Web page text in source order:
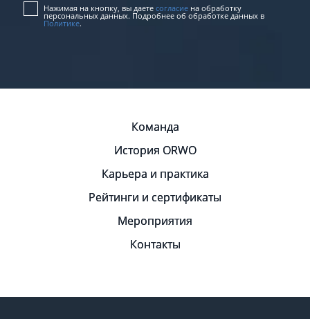
Нажимая на кнопку, вы даете согласие на обработку
персональных данных. Подробнее об обработке данных в
Политике.
Команда
История ORWO
Карьера и практика
Рейтинги и сертификаты
Мероприятия
Контакты